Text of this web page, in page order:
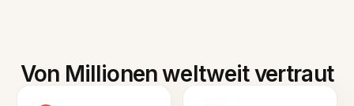
Von Millionen weltweit vertraut